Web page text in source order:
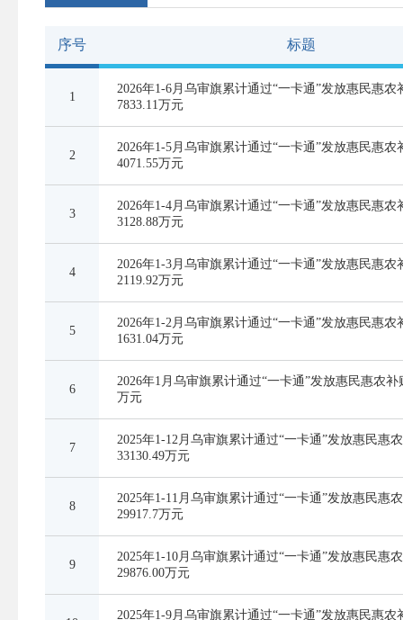
序号 标题
1
2026年1-6月乌审旗累计通过“一卡通”发放惠民惠农
7833.11万元
2
2026年1-5月乌审旗累计通过“一卡通”发放惠民惠农
4071.55万元
3
2026年1-4月乌审旗累计通过“一卡通”发放惠民惠农
3128.88万元
4
2026年1-3月乌审旗累计通过“一卡通”发放惠民惠农
2119.92万元
5
2026年1-2月乌审旗累计通过“一卡通”发放惠民惠农
1631.04万元
6
2026年1月乌审旗累计通过“一卡通”发放惠民惠农补
万元
7
2025年1-12月乌审旗累计通过“一卡通”发放惠民惠
33130.49万元
8
2025年1-11月乌审旗累计通过“一卡通”发放惠民惠
29917.7万元
9
2025年1-10月乌审旗累计通过“一卡通”发放惠民惠
29876.00万元
2025年1-9月乌审旗累计通过“一卡通”发放惠民惠农